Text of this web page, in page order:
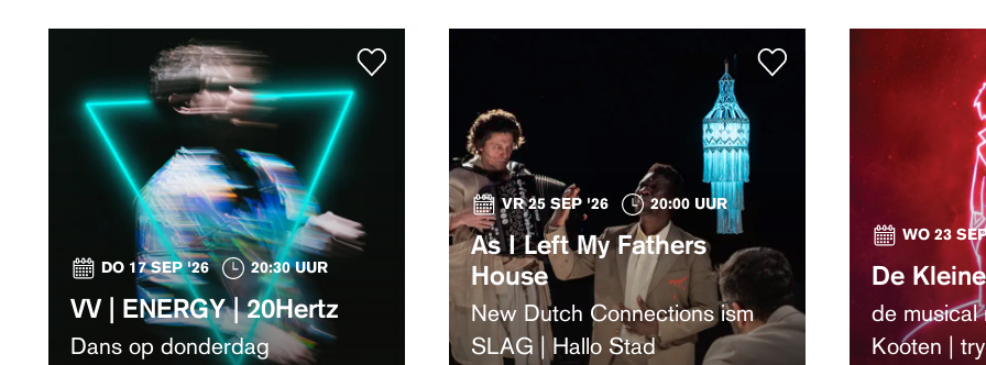
DO 17 SEP '26 20:30 UUR
VV | ENERGY | 20Hertz
Dans op donderdag
VR 25 SEP '26 20:00 UUR
As I Left My Fathers
House
New Dutch Connections ism
SLAG | Hallo Stad
WO 23
De
de musical
Kooten |